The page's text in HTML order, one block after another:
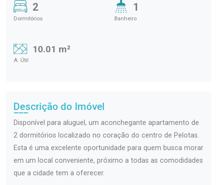
2
Dormitórios
1
Banheiro
10.01 m²
A. Útil
Descrição do Imóvel
Disponível para aluguel, um aconchegante apartamento de
2 dormitórios localizado no coração do centro de Pelotas.
Esta é uma excelente oportunidade para quem busca morar
em um local conveniente, próximo a todas as comodidades
que a cidade tem a oferecer.